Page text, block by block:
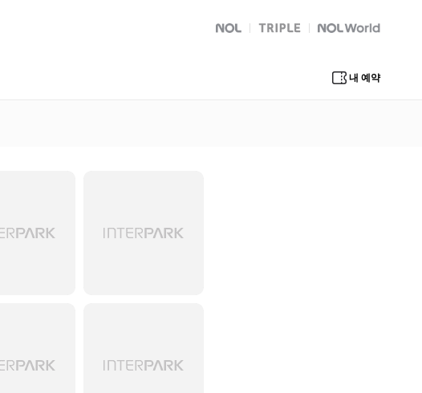
NOL
트리플 Global Interpark
내 예약